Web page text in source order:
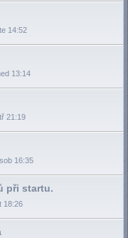
14:52
13:14
21:19
16:35
při startu.
18:26